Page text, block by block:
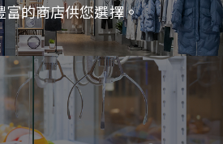
的商店供您選擇。